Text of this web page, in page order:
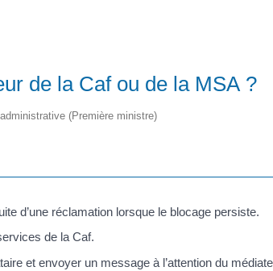
de la Caf ou de la MSA ?
(Première ministre)
d’une réclamation lorsque le blocage persiste.
de la Caf.
et envoyer un message à l’attention du